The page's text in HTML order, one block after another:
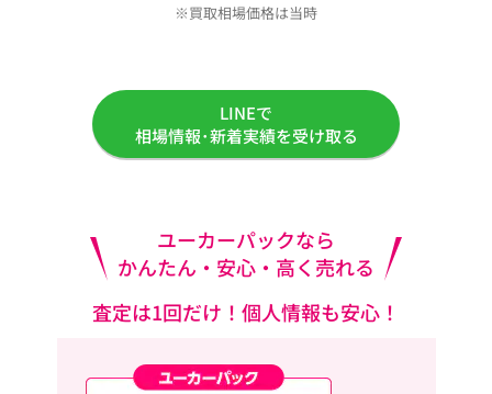
※買取相場価格は当時
LINEで
相場情報･新着実績を受け取る
ユーカーパックなら
かんたん・安心・高く売れる
査定は1回だけ！個人情報も安心！